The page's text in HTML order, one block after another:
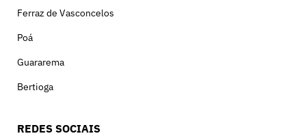
Ferraz de Vasconcelos
Poá
Guararema
Bertioga
REDES SOCIAIS